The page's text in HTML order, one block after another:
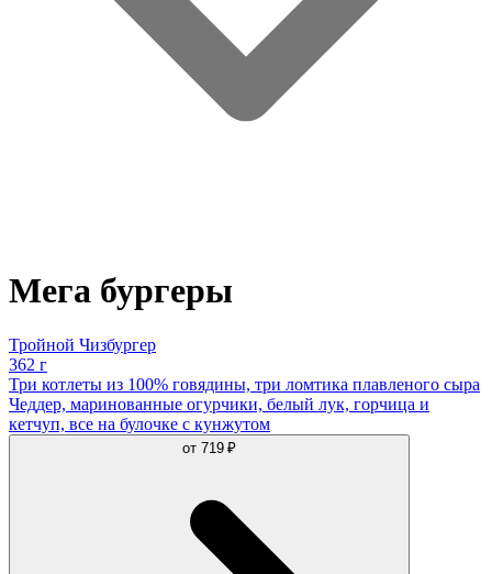
Мега бургеры
Тройной Чизбургер
362 г
Три котлеты из 100% говядины, три ломтика плавленого сыра
Чеддер, маринованные огурчики, белый лук, горчица и
кетчуп, все на булочке с кунжутом
от 719 ₽